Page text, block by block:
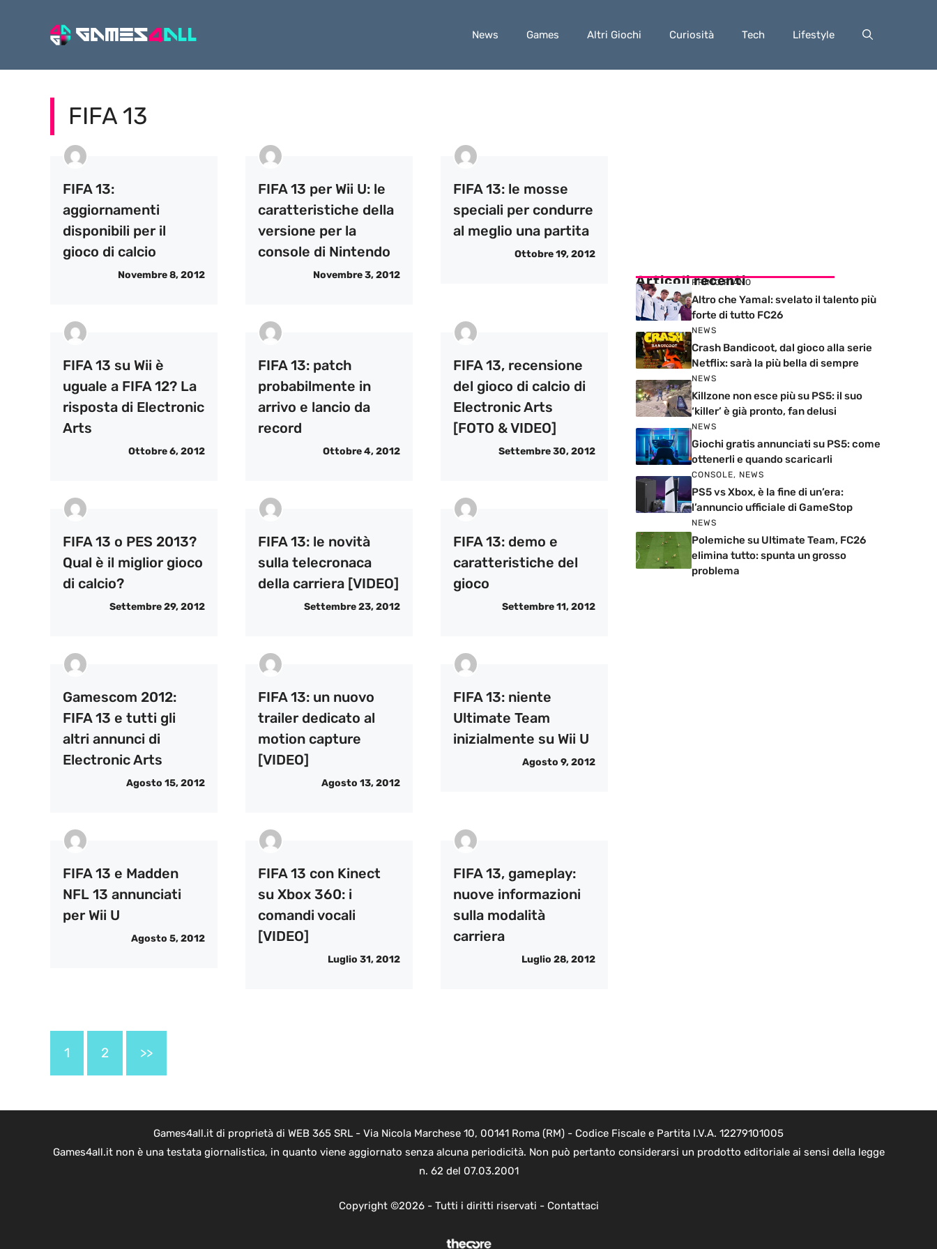
News Games Altri Giochi Curiosità Tech Lifestyle
FIFA 13
FIFA 13:
aggiornamenti
disponibili per il
gioco di calcio
Novembre 8, 2012
FIFA 13 per Wii U: le
caratteristiche della
versione per la
console di Nintendo
Novembre 3, 2012
FIFA 13: le mosse
speciali per condurre
al meglio una partita
Ottobre 19, 2012
FIFA 13 su Wii è
uguale a FIFA 12? La
risposta di Electronic
Arts
Ottobre 6, 2012
FIFA 13: patch
probabilmente in
arrivo e lancio da
record
Ottobre 4, 2012
FIFA 13, recensione
del gioco di calcio di
Electronic Arts
[FOTO & VIDEO]
Settembre 30, 2012
FIFA 13 o PES 2013?
Qual è il miglior gioco
di calcio?
Settembre 29, 2012
FIFA 13: le novità
sulla telecronaca
della carriera [VIDEO]
Settembre 23, 2012
FIFA 13: demo e
caratteristiche del
gioco
Settembre 11, 2012
Gamescom 2012:
FIFA 13 e tutti gli
altri annunci di
Electronic Arts
Agosto 15, 2012
FIFA 13: un nuovo
trailer dedicato al
motion capture
[VIDEO]
Agosto 13, 2012
FIFA 13: niente
Ultimate Team
inizialmente su Wii U
Agosto 9, 2012
FIFA 13 e Madden
NFL 13 annunciati
per Wii U
Agosto 5, 2012
FIFA 13 con Kinect
su Xbox 360: i
comandi vocali
[VIDEO]
Luglio 31, 2012
FIFA 13, gameplay:
nuove informazioni
sulla modalità
carriera
Luglio 28, 2012
1 2 >>
Articoli recenti
PRIMO PIANO
Altro che Yamal: svelato il talento più
forte di tutto FC26
NEWS
Crash Bandicoot, dal gioco alla serie
Netflix: sarà la più bella di sempre
NEWS
Killzone non esce più su PS5: il suo
‘killer’ è già pronto, fan delusi
NEWS
Giochi gratis annunciati su PS5: come
ottenerli e quando scaricarli
CONSOLE, NEWS
PS5 vs Xbox, è la fine di un’era:
l’annuncio ufficiale di GameStop
NEWS
Polemiche su Ultimate Team, FC26
elimina tutto: spunta un grosso
problema
Games4all.it di proprietà di WEB 365 SRL - Via Nicola Marchese 10, 00141 Roma (RM) - Codice Fiscale e Partita I.V.A. 12279101005
Games4all.it non è una testata giornalistica, in quanto viene aggiornato senza alcuna periodicità. Non può pertanto considerarsi un prodotto editoriale ai sensi della legge
n. 62 del 07.03.2001
Copyright ©2026 - Tutti i diritti riservati - Contattaci